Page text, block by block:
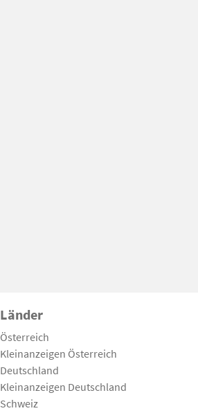
Länder
Österreich
Kleinanzeigen Österreich
Deutschland
Kleinanzeigen Deutschland
Schweiz